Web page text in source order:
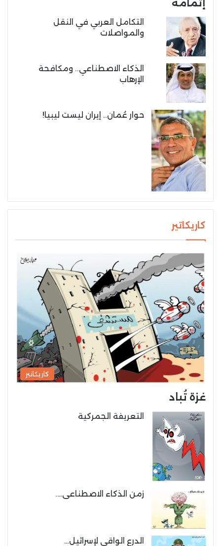
إتمامه
التكامل العربي في النقل
والمواصلات
الذكاء الاصطناعي.. ومكافحة
الإرهاب
حوار عُمان.. إيران ليست ليبيا!
كاريكاتير
كاريكاتير
غزة تُباد
التعريفة الجمركية
زمن الذكاء الاصطناعى….
الدرع الواقي لإسرائيل…